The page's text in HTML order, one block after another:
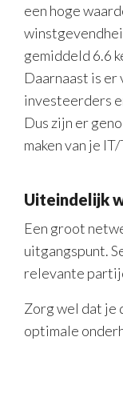
een hoge
gemiddeld 6.6
Daarnaast is er
investeerders
Dus zijn er
maken van je
Uiteindelijk
Een groot
uitgangspunt.
relevante
Zorg wel dat je
optimale